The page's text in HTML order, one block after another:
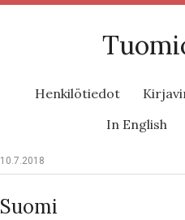
Henkilötiedot
In English
10.7.2018
Suomi